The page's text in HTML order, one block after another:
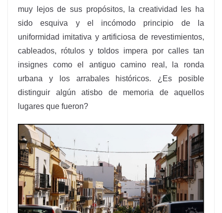
muy lejos de sus propósitos, la creatividad les ha
sido esquiva y el incómodo principio de la
uniformidad imitativa y artificiosa de revestimientos,
cableados, rótulos y toldos impera por calles tan
insignes como el antiguo camino real, la ronda
urbana y los arrabales históricos. ¿Es posible
distinguir algún atisbo de memoria de aquellos
lugares que fueron?